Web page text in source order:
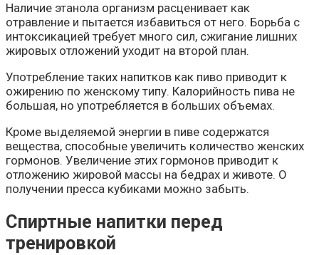
Наличие этанола организм расценивает как
отравление и пытается избавиться от него. Борьба с
интоксикацией требует много сил, сжигание лишних
жировых отложений уходит на второй план.
Употребление таких напитков как пиво приводит к
ожирению по женскому типу. Калорийность пива не
большая, но употребляется в больших объемах.
Кроме выделяемой энергии в пиве содержатся
вещества, способные увеличить количество женских
гормонов. Увеличение этих гормонов приводит к
отложению жировой массы на бедрах и животе. О
получении пресса кубиками можно забыть.
Спиртные напитки перед
тренировкой